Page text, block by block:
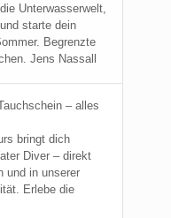
– alles
bringt dich
Diver – direkt
und in unserer
Erlebe die